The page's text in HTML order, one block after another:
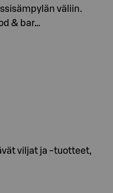
väliin.
& bar…
viljat ja -tuotteet,